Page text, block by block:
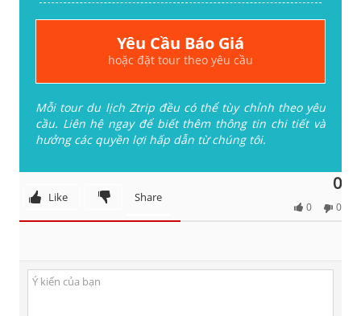
Yêu Cầu Báo Giá
hoặc đặt tour theo yêu cầu
Mỗi tour du lịch Ztrip đều có thể tùy chỉnh theo yêu
cầu. Liên hệ ngay để biết thêm thông tin chi tiết và
hưởng các quyền lợi hấp dẫn từ chúng tôi.
Like Share
0
0
0